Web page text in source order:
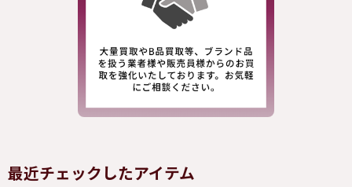
最近チェックしたアイテム